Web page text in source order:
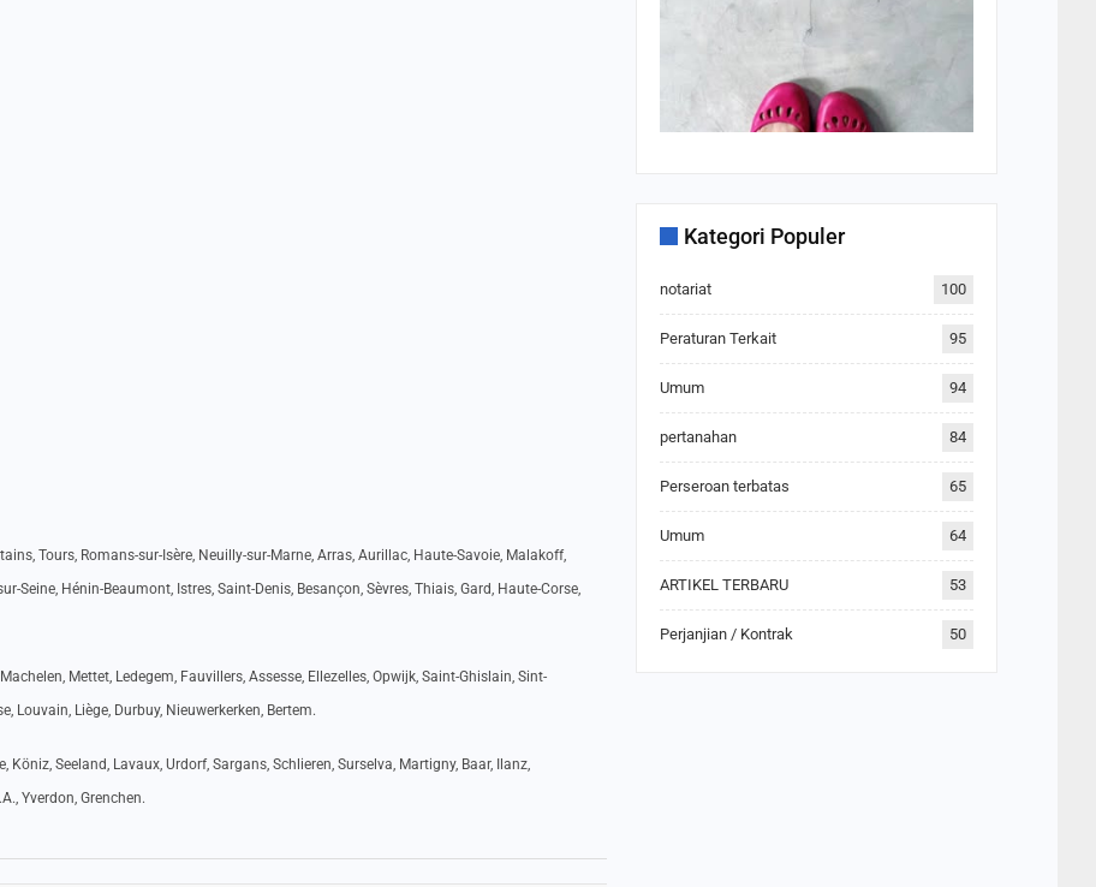
Tours, Romans-sur-Isère, Neuilly-sur-Marne, Arras, Aurillac, Haute-Savoie, Malakoff,
Seine, Hénin-Beaumont, Istres, Saint-Denis, Besançon, Sèvres, Thiais, Gard, Haute-Corse,
Mettet, Ledegem, Fauvillers, Assesse, Ellezelles, Opwijk, Saint-Ghislain, Sint-
Louvain, Liège, Durbuy, Nieuwerkerken, Bertem.
Köniz, Seeland, Lavaux, Urdorf, Sargans, Schlieren, Surselva, Martigny, Baar, Ilanz,
Yverdon, Grenchen.
Kategori Populer
notariat 100
Peraturan Terkait 95
Umum 94
pertanahan 84
Perseroan terbatas 65
Umum 64
ARTIKEL TERBARU 53
Perjanjian / Kontrak 50